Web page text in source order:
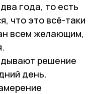
года, то есть
что это всё-таки
всем желающим,
решение
день.